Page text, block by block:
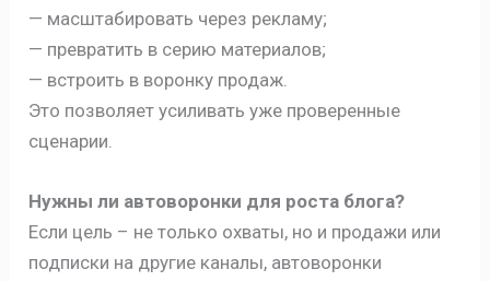
— масштабировать через рекламу;
— превратить в серию материалов;
— встроить в воронку продаж.
Это позволяет усиливать уже проверенные
сценарии.
Нужны ли автоворонки для роста блога?
Если цель – не только охваты, но и продажи или
подписки на другие каналы, автоворонки